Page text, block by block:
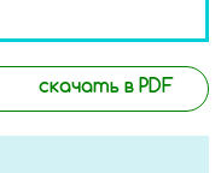
скачать в PDF